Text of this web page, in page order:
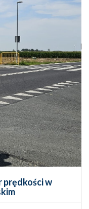
prędkości w